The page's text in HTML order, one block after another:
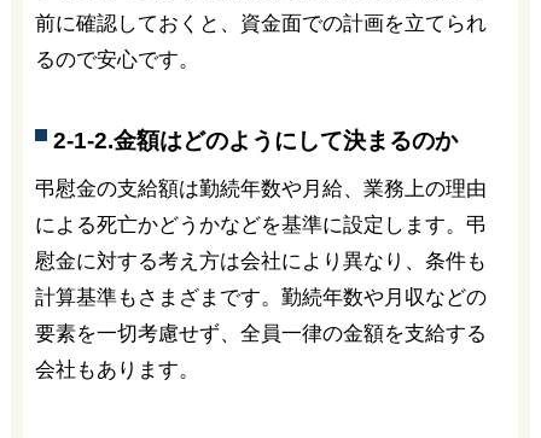
前に確認しておくと、資金面での計画を立てられ
るので安心です。
2-1-2.金額はどのようにして決まるのか
弔慰金の支給額は勤続年数や月給、業務上の理由
による死亡かどうかなどを基準に設定します。弔
慰金に対する考え方は会社により異なり、条件も
計算基準もさまざまです。勤続年数や月収などの
要素を一切考慮せず、全員一律の金額を支給する
会社もあります。